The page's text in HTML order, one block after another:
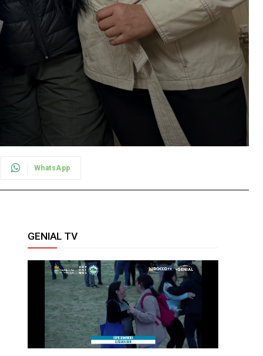
WhatsApp
GENIAL TV